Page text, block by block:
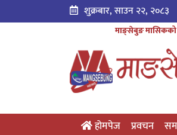
शुक्रबार, साउन २२, २०८३
माङ्सेबुङ
होमपेज प्रवचन